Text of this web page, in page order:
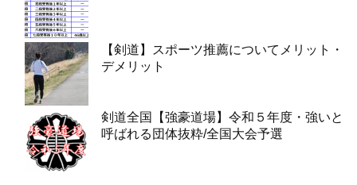
【剣道】スポーツ推薦についてメリット・
デメリット
剣道全国【強豪道場】令和５年度・強いと
呼ばれる団体抜粋/全国大会予選